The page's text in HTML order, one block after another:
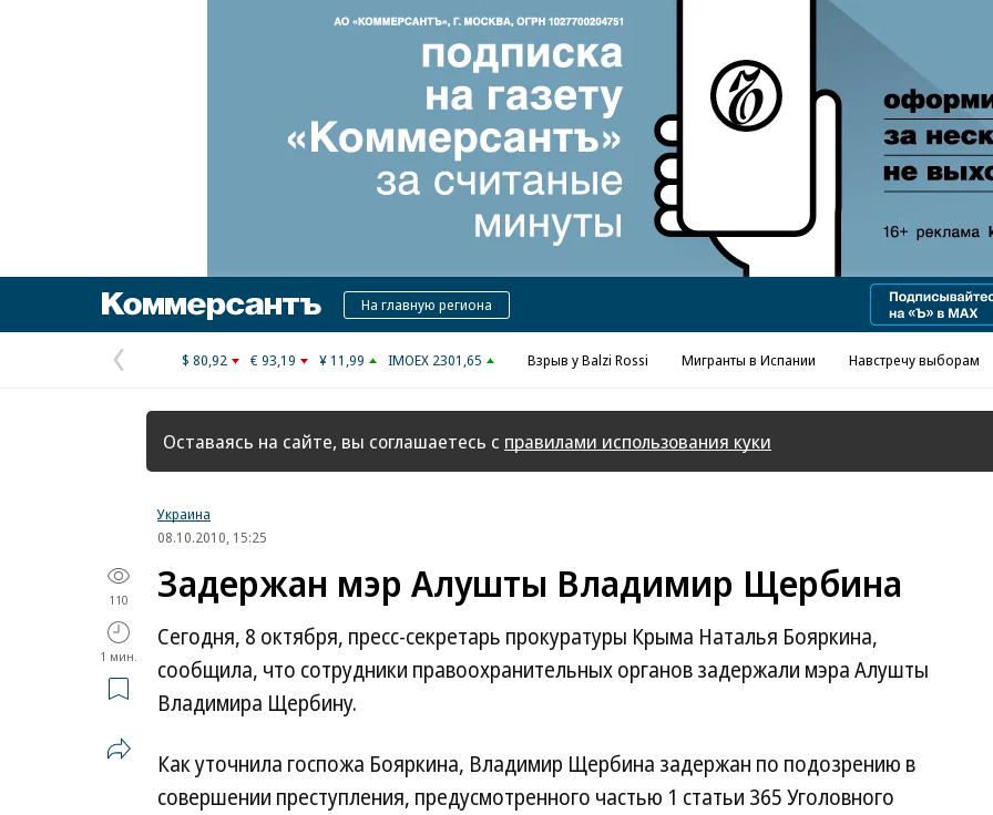
Реклама в «Ъ» www.kommersant.ru/ad
КоммерсантъНа главную региона
Предыдущая
страница
$ 80,92 € 93,19 ¥ 11,99 IMOEX 2301,65 Взрыв у Balzi Rossi Мигранты в Испании Навстречу выборам
Оставаясь на сайте, вы соглашаетесь с правилами использования куки
Украина
08.10.2010, 15:25
110
1 мин.
Задержан мэр Алушты Владимир Щербина
Сегодня, 8 октября, пресс-секретарь прокуратуры Крыма Наталья Бояркина,
сообщила, что сотрудники правоохранительных органов задержали мэра Алушты
Владимира Щербину.
Как уточнила госпожа Бояркина, Владимир Щербина задержан по подозрению в
совершении преступления, предусмотренного частью 1 статьи 365 Уголовного